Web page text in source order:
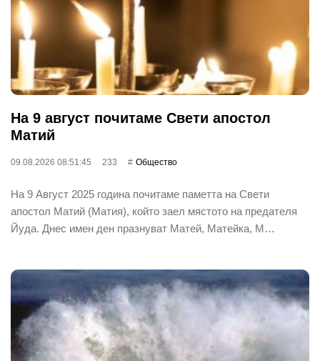
На 9 август почитаме Свети апостол
Матий
09.08.2026 08:51:45 233 Общество
На 9 Август 2025 година почитаме паметта на Свети
апостол Матий (Матия), който заел мястото на предателя
Йуда. Днес имен ден празнуват Матей, Матейка, М…